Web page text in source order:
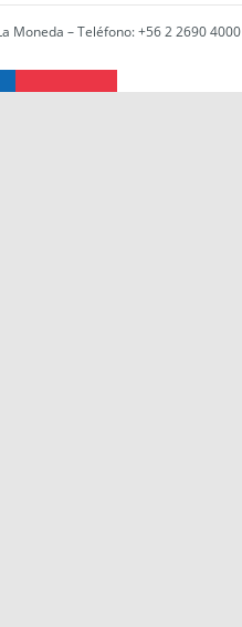
Moneda – Teléfono: +56 2 2690 4000